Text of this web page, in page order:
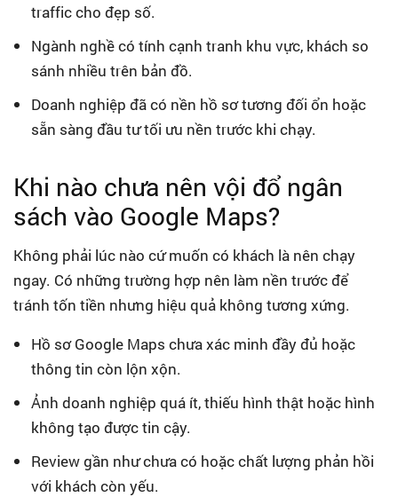
traffic cho đẹp số.
Ngành nghề có tính cạnh tranh khu vực, khách so
sánh nhiều trên bản đồ.
Doanh nghiệp đã có nền hồ sơ tương đối ổn hoặc
sẵn sàng đầu tư tối ưu nền trước khi chạy.
Khi nào chưa nên vội đổ ngân
sách vào Google Maps?
Không phải lúc nào cứ muốn có khách là nên chạy
ngay. Có những trường hợp nên làm nền trước để
tránh tốn tiền nhưng hiệu quả không tương xứng.
Hồ sơ Google Maps chưa xác minh đầy đủ hoặc
thông tin còn lộn xộn.
Ảnh doanh nghiệp quá ít, thiếu hình thật hoặc hình
không tạo được tin cậy.
Review gần như chưa có hoặc chất lượng phản hồi
với khách còn yếu.